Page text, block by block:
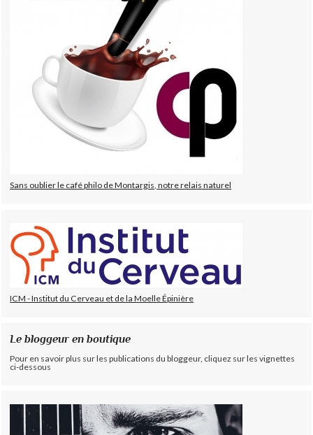
Sans oublier le café philo de Montargis, notre relais naturel
ICM - Institut du Cerveau et de la Moelle Épinière
Le bloggeur en boutique
Pour en savoir plus sur les publications du bloggeur, cliquez sur les vignettes
ci-dessous